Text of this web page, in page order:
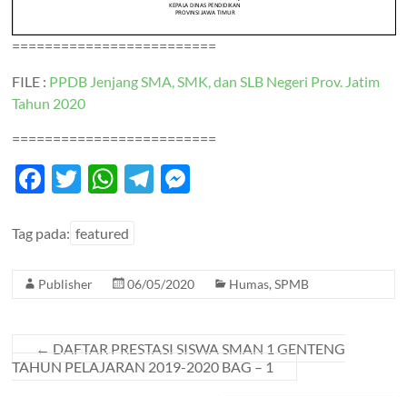
=========================
FILE : PPDB Jenjang SMA, SMK, dan SLB Negeri Prov. Jatim
Tahun 2020
=========================
F
e
o
k
T
itt
W
at
A
p
T
a
g
Tag pada: featured
Publisher 06/05/2020 Humas,SPMB
← DAFTAR PRESTASI SISWA SMAN 1 GENTENG
TAHUN PELAJARAN 2019-2020 BAG – 1